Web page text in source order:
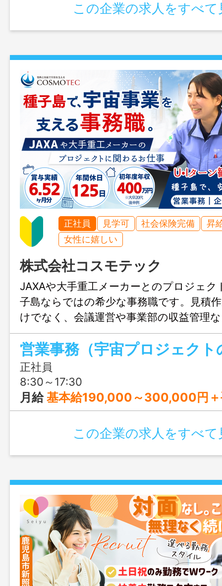
この企業の求人をすべて
正社員 見学可 社会保険完備
昇
女性に嬉しい
株式会社コスモテック
JAXAや大手重工メーカーとのプロジェク
子島ならではの希少な事務職です。見積
けでなく、会議運営や事業部の収益管理
携われるため、事務＋企画のスキルが身
収400万円以上も可能で、残業ほぼなし
あり。宇宙産業を支えながら、種子島で
ける環境が魅力です。
正社員
8:30～17:30
月給基本給190,000～300,000円＋手当 ※賃金については、経験・
この企業の求人をすべて